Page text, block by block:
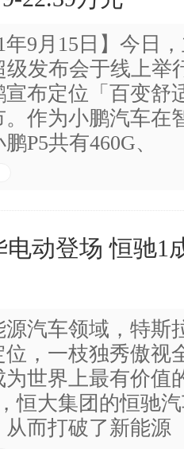
年9月15日】今日
级发布会于线上举
宣布定位「百变舒
。作为小鹏汽车在
P5共有460G、
电动登场 恒驰1
源汽车领域，特斯
位，一枝独秀傲视
为世界上最有价值
恒大集团的恒驰
从而打破了新能源